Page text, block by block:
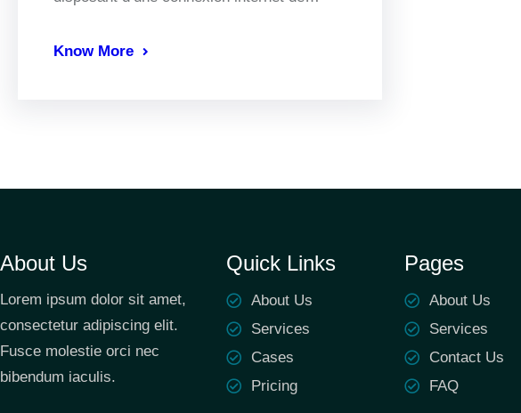
Know More
About Us
Lorem ipsum dolor sit amet,
consectetur adipiscing elit.
Fusce molestie orci nec
bibendum iaculis.
Quick Links
About Us
Services
Cases
Pricing
Pages
About Us
Services
Contact Us
FAQ